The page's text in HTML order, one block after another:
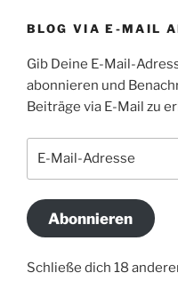
BLOG VIA E-MAIL
Gib Deine E-Mail-
abonnieren und
Beiträge via E-Mail zu
Abonnieren
Schließe dich 18